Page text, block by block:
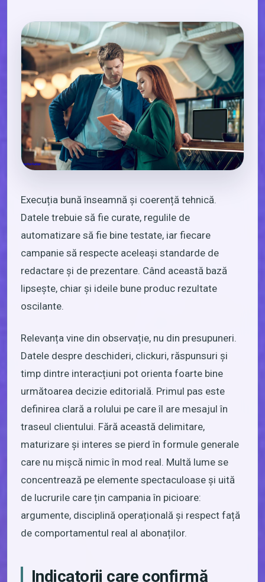
Execuția bună înseamnă și coerență tehnică.
Datele trebuie să fie curate, regulile de
automatizare să fie bine testate, iar fiecare
campanie să respecte aceleași standarde de
redactare și de prezentare. Când această bază
lipsește, chiar și ideile bune produc rezultate
oscilante.
Relevanța vine din observație, nu din presupuneri.
Datele despre deschideri, clickuri, răspunsuri și
timp dintre interacțiuni pot orienta foarte bine
următoarea decizie editorială. Primul pas este
definirea clară a rolului pe care îl are mesajul în
traseul clientului. Fără această delimitare,
maturizare și interes se pierd în formule generale
care nu mișcă nimic în mod real. Multă lume se
concentrează pe elemente spectaculoase și uită
de lucrurile care țin campania în picioare:
argumente, disciplină operațională și respect față
de comportamentul real al abonaților.
Indicatorii care confirmă